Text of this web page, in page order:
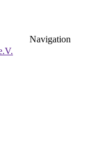
Navigation